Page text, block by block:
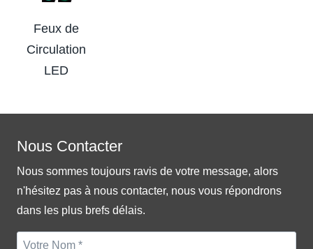
Feux de
Circulation
LED
Nous Contacter
Nous sommes toujours ravis de votre message, alors
n'hésitez pas à nous contacter, nous vous répondrons
dans les plus brefs délais.